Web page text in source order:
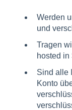
Werden
und
Tragen
hosted
Sind alle
Konto